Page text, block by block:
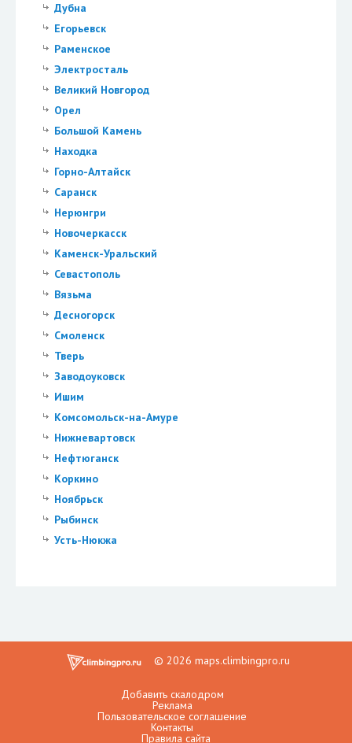
Дубна
Егорьевск
Раменское
Электросталь
Великий Новгород
Орел
Большой Камень
Находка
Горно-Алтайск
Саранск
Нерюнгри
Новочеркасск
Каменск-Уральский
Севастополь
Вязьма
Десногорск
Смоленск
Тверь
Заводоуковск
Ишим
Комсомольск-на-Амуре
Нижневартовск
Нефтюганск
Коркино
Ноябрьск
Рыбинск
Усть-Нюкжа
© 2026 maps.climbingpro.ru
Добавить скалодром
Реклама
Пользовательское соглашение
Контакты
Правила сайта